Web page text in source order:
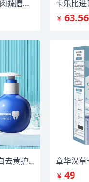
网易严选狗狗营养肉蔬膳食罐3罐/6罐
￥ 63.56
【200克】酵素美白去黄护理牙膏
￥ 49